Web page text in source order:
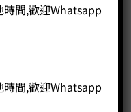
間,歡迎Whatsapp
間,歡迎Whatsapp